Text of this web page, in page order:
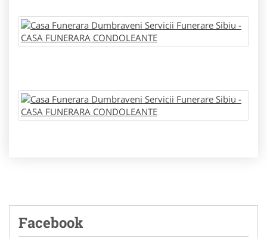
Facebook